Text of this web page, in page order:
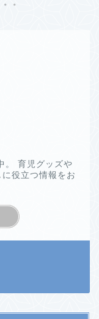
。 育児グッズや
役立つ情報をお